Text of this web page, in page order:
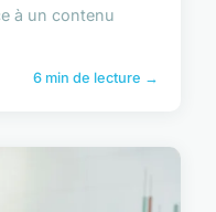
à un contenu
6 min de lecture →